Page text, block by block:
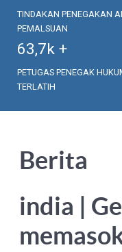
TINDAKAN PENEGAKAN
PEMALSUAN
63,7k +
PETUGAS PENEGAK
TERLATIH
Berita
india |